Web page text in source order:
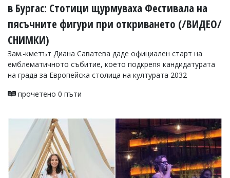
в Бургас: Стотици щурмуваха Фестивала на
пясъчните фигури при откриването (/ВИДЕО/
СНИМКИ)
Зам.-кметът Диана Саватева даде официален старт на
емблематичното събитие, което подкрепя кандидатурата
на града за Европейска столица на културата 2032
прочетено 0 пъти